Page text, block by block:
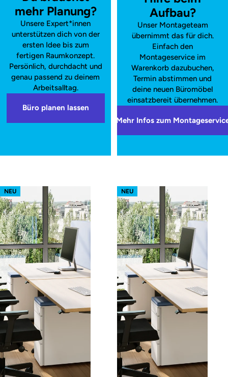
mehr Planung?
Unsere Expert*innen
unterstützen dich von der
ersten Idee bis zum
fertigen Raumkonzept.
Persönlich, durchdacht und
genau passend zu deinem
Arbeitsalltag.
Büro planen lassen
Aufbau?
Unser Montageteam
übernimmt das für dich.
Einfach den
Montageservice im
Warenkorb dazubuchen,
Termin abstimmen und
deine neuen Büromöbel
einsatzbereit übernehmen.
Mehr Infos zum
s52 focus – Gestell Weiß (glatt)
NEU s52 focus – Gestell Schwarz (glatt)
NEU